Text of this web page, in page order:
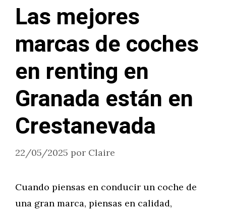
Las mejores
marcas de coches
en renting en
Granada están en
Crestanevada
22/05/2025 por Claire
Cuando piensas en conducir un coche de
una gran marca, piensas en calidad,